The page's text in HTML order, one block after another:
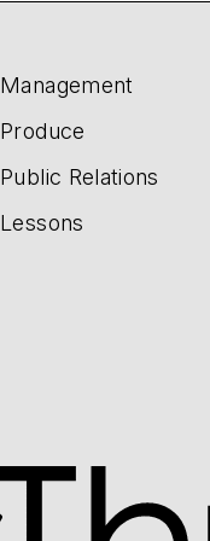
Management
Produce
Public Relations
Lessons